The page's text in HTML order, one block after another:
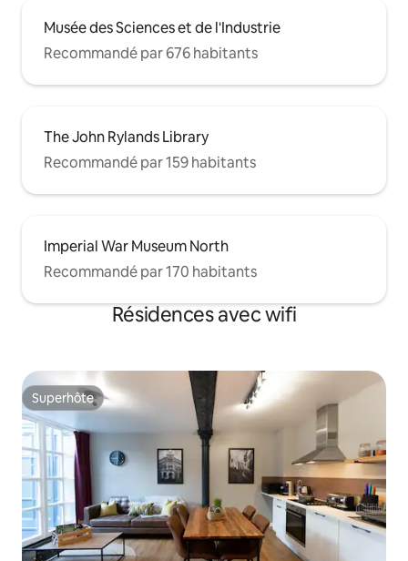
Musée des Sciences et de l'Industrie
Recommandé par 676 habitants
The John Rylands Library
Recommandé par 159 habitants
Imperial War Museum North
Recommandé par 170 habitants
Résidences avec wifi
Superhôte
Superhôte